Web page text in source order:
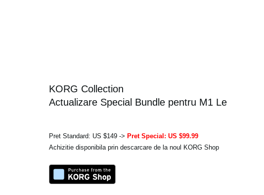
KORG Collection
Actualizare Special Bundle pentru M1 Le
Pret Standard: US $149 -> Pret Special: US $99.99
Achizitie disponibila prin descarcare de la noul KORG Shop